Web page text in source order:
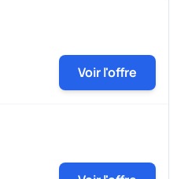
Voir l'offre